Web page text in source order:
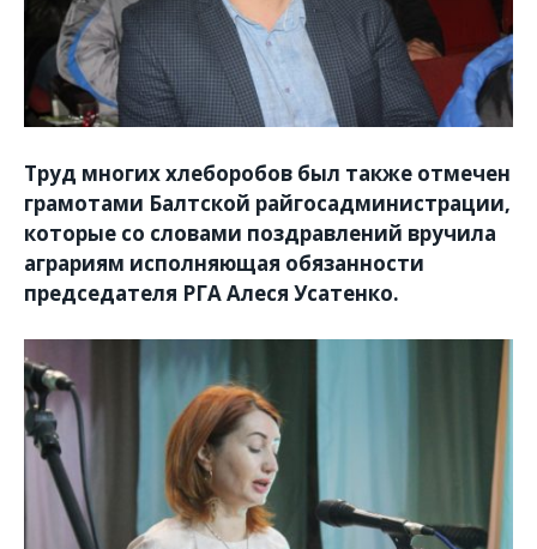
Труд многих хлеборобов был также отмечен
грамотами Балтской райгосадминистрации,
которые со словами поздравлений вручила
аграриям исполняющая обязанности
председателя РГА Алеся Усатенко.